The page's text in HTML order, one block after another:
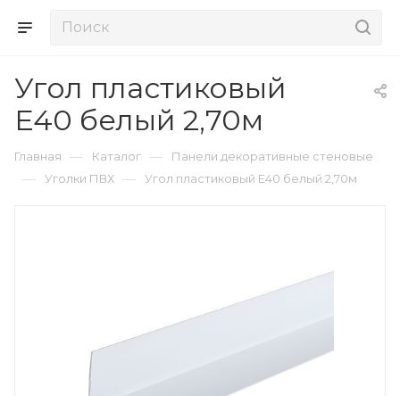
Угол пластиковый
Е40 белый 2,70м
Главная — Каталог — Панели декоративные стеновые
— Уголки ПВХ — Угол пластиковый Е40 белый 2,70м